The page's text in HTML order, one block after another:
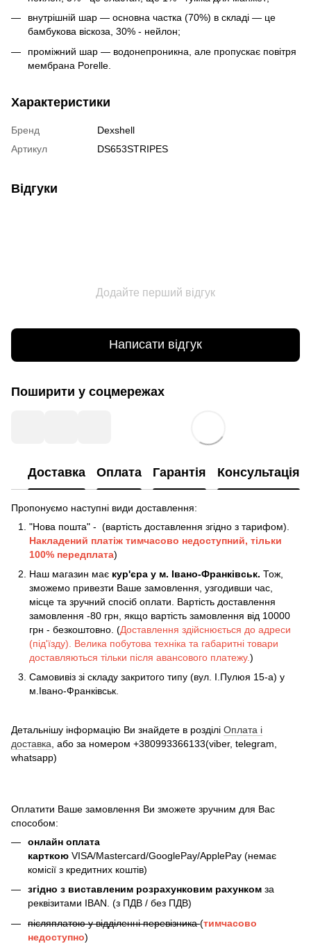
внутрішній шар — основна частка (70%) в складі — це
бамбукова віскоза, 30% - нейлон;
проміжний шар — водонепроникна, але пропускає повітря
мембрана Porelle.
Характеристики
Бренд
Dexshell
Артикул
DS653STRIPES
Відгуки
Додайте перший відгук
Написати відгук
Поширити у соцмережах
Доставка Оплата Гарантія Консультація
Пропонуємо наступні види доставлення:
"Нова пошта" - (вартість доставлення згідно з тарифом).
Накладений платіж тимчасово недоступний, тільки
100% передплата)
Наш магазин має кур'єра у м. Івано-Франківськ. Тож,
зможемо привезти Ваше замовлення, узгодивши час,
місце та зручний спосіб оплати. Вартість доставлення
замовлення -80 грн, якщо вартість замовлення від 10000
грн - безкоштовно. (Доставлення здійснюється до адреси
(під'їзду). Велика побутова техніка та габаритні товари
доставляються тільки після авансового платежу.)
Самовивіз зі складу закритого типу (вул. І.Пулюя 15-а) у
м.Івано-Франківськ.
Детальнішу інформацію Ви знайдете в розділі Оплата і
доставка , або за номером +380993366133(viber, telegram,
whatsapp)
Оплатити Ваше замовлення Ви зможете зручним для Вас
способом:
онлайн оплата
карткою VISA/Mastercard/GooglePay/ApplePay (немає
комісії з кредитних коштів)
згідно з виставленим розрахунковим рахунком за
реквізитами IBAN. (з ПДВ / без ПДВ)
післяплатою у відділенні перевізника(тимчасово
недоступно)